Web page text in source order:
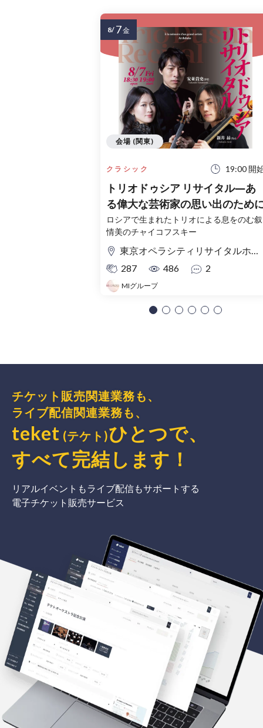
クラシック 19:00 開
トリオドゥシア リサイタル―あ
る偉大な芸術家の思い出のため
ロシアで生まれたトリオによる息をのむ叙
情美のチャイコフスキー
東京オペラシティリサイタルホール
287
486 2
MIグループ
会場 (関東)
8/ 7金
チケット販売関連業務も、
ライブ配信関連業務も、
teket (テケト)ひとつで、
すべて完結 します ！
リアルイベントもライブ配信もサポートする
電子チケット販売サービス